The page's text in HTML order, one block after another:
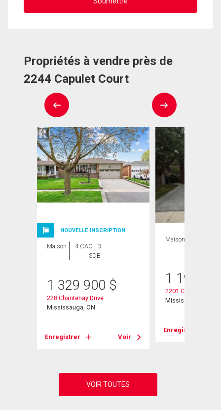
Propriétés à vendre près de
2244 Capulet Court
NOUVELLE INSCRIPTION
Maison
4 CAC , 3
SDB
1 329 900 $
228 Chantenay Drive
Mississauga, ON
Enregistrer Voir
Maison
1 199
2201 Cliff Road
Mississauga, ON
Enregistrer